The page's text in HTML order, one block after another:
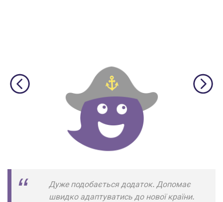
Дуже подобається додаток. Допомає
швидко адаптуватись до нової країни.